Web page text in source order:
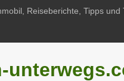
Reiseberichte, Tipps und